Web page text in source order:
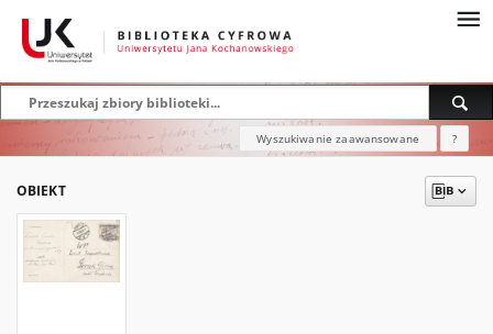
Wyszukiwanie zaawansowane ?
OBIEKT